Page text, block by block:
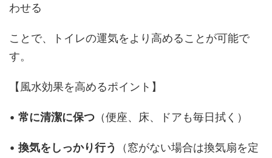
わせる
ことで、トイレの運気をより高めることが可能で
す。
【風水効果を高めるポイント】
• 常に清潔に保つ （便座、床、ドアも毎日拭く）
• 換気をしっかり行う
（窓がない場合は換気扇を定